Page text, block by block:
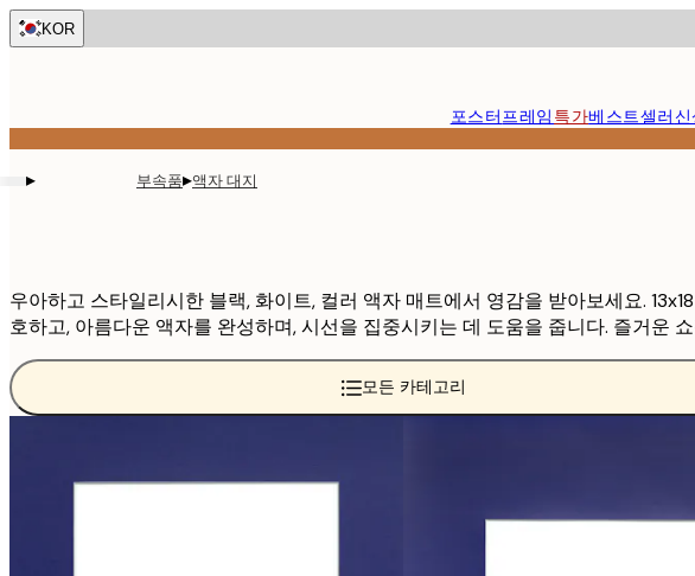
Skip
to
KOR
포스터프레임 특가베스트셀러
▸ 부속품▸액자 대지
우아하고 스타일리시한 블랙, 화이트, 컬러 액자 매트에서 영감을 받아보세요.
호하고, 아름다운 액자를 완성하며, 시선을 집중시키는 데 도움을 줍니다. 즐거운
모든 카테고리